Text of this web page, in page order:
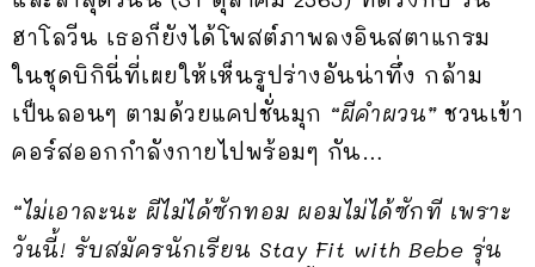
ฮาโลวีน เธอก็ยังได้โพสต์ภาพลงอินสตาแกรม
ในชุดบิกินี่ที่เผยให้เห็นรูปร่างอันน่าทึ่ง กล้าม
เป็นลอนๆ ตามด้วยแคปชั่นมุก “ผีคำผวน”ชวนเข้า
คอร์สออกกำลังกายไปพร้อมๆ กัน…
“ไม่เอาละนะ ผีไม่ได้ซักทอม ผอมไม่ได้ซักที เพราะ
วันนี้! รับสมัครนักเรียน Stay Fit with Bebe รุ่น